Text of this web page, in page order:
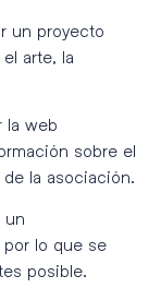
un proyecto
arte, la
la web
sobre el
la asociación.
un
lo que se
posible.